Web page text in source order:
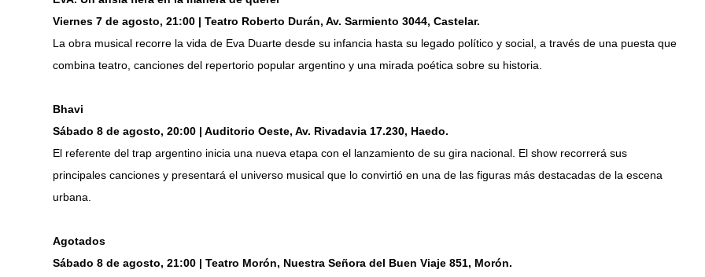
Viernes 7 de agosto, 21:00 | Teatro Roberto Durán, Av. Sarmiento 3044, Castelar.
La obra musical recorre la vida de Eva Duarte desde su infancia hasta su legado político y social, a través de una puesta que
combina teatro, canciones del repertorio popular argentino y una mirada poética sobre su historia.
Bhavi
Sábado 8 de agosto, 20:00 | Auditorio Oeste, Av. Rivadavia 17.230, Haedo.
El referente del trap argentino inicia una nueva etapa con el lanzamiento de su gira nacional. El show recorrerá sus
principales canciones y presentará el universo musical que lo convirtió en una de las figuras más destacadas de la escena
urbana.
Agotados
Sábado 8 de agosto, 21:00 | Teatro Morón, Nuestra Señora del Buen Viaje 851, Morón.